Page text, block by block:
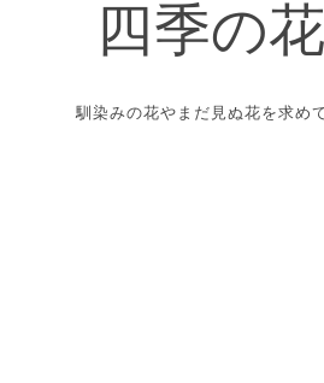
四季の
馴染みの花やまだ見ぬ花を求め